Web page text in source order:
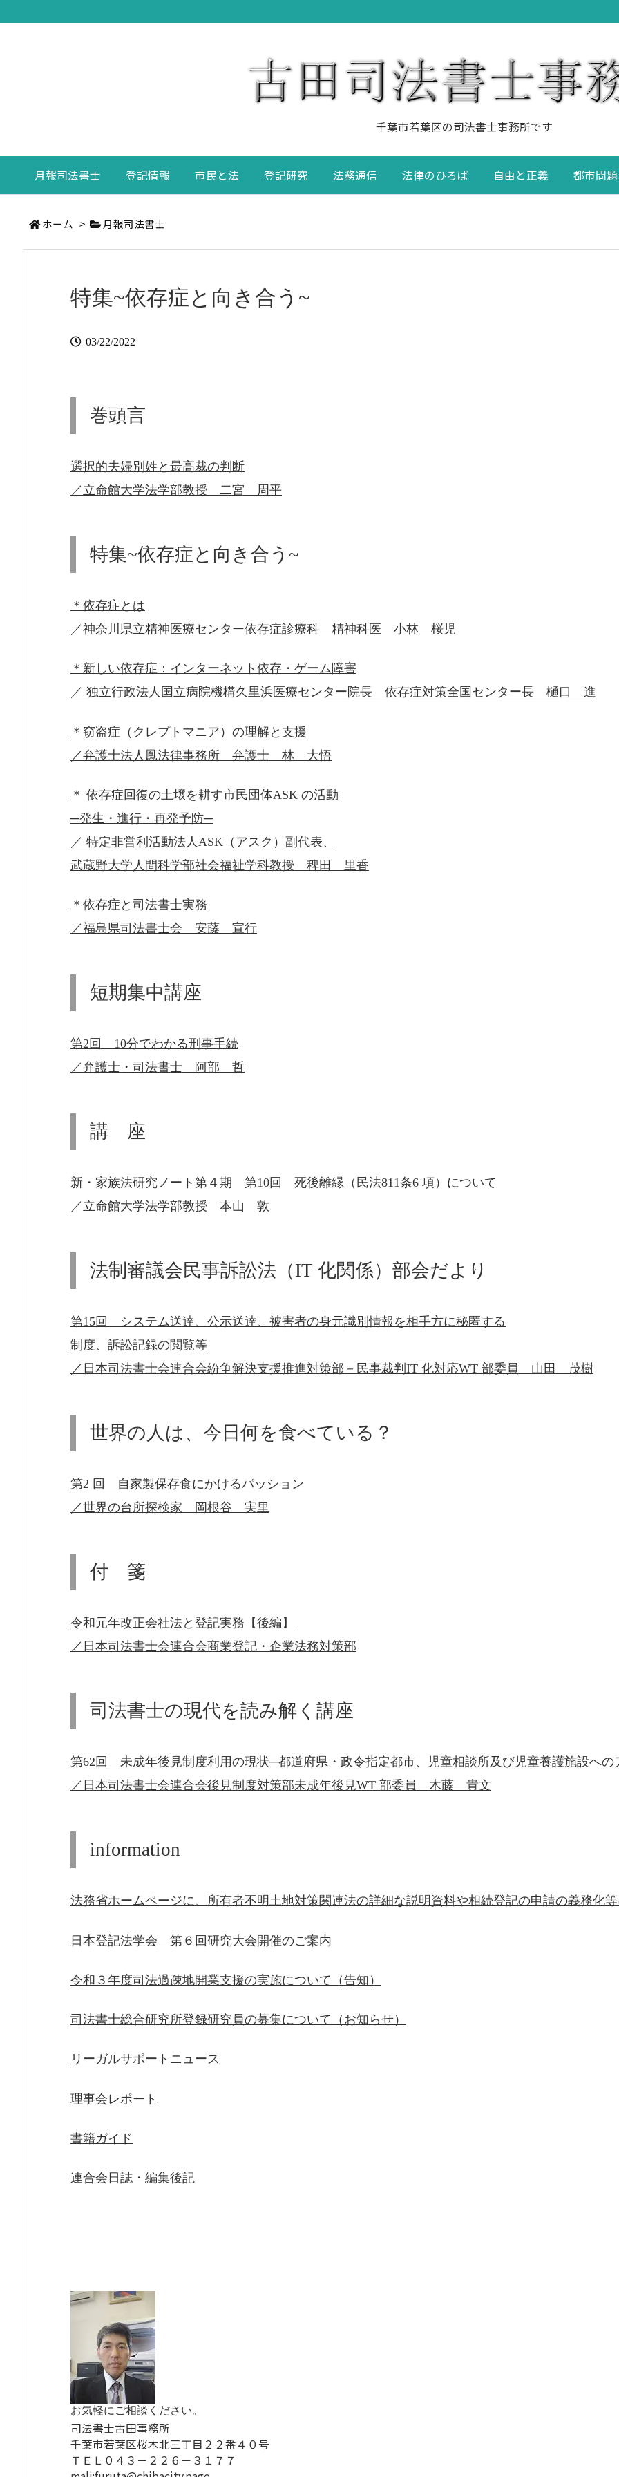
千葉市若葉区の司法書士事務所です
月報司法書士 登記情報 市民と法 登記研究 法務通信 法律のひろば 自由と正義 都市問題
ホーム > 月報司法書士
特集~依存症と向き合う~
03/22/2022
巻頭言
選択的夫婦別姓と最高裁の判断
／立命館大学法学部教授 二宮 周平
特集~依存症と向き合う~
＊依存症とは
／神奈川県立精神医療センター依存症診療科 精神科医 小林 桜児
＊新しい依存症：インターネット依存・ゲーム障害
／ 独立行政法人国立病院機構久里浜医療センター院長 依存症対策全国センター長 樋口 進
＊窃盗症（クレプトマニア）の理解と支援
／弁護士法人鳳法律事務所 弁護士 林 大悟
＊ 依存症回復の土壌を耕す市民団体ASK の活動
─発生・進行・再発予防─
／ 特定非営利活動法人ASK（アスク）副代表、
武蔵野大学人間科学部社会福祉学科教授 稗田 里香
＊依存症と司法書士実務
／福島県司法書士会 安藤 宣行
短期集中講座
第2回 10分でわかる刑事手続
／弁護士・司法書士 阿部 哲
講 座
新・家族法研究ノート第４期 第10回 死後離縁（民法811条6 項）について
／立命館大学法学部教授 本山 敦
法制審議会民事訴訟法（IT 化関係）部会だより
第15回 システム送達、公示送達、被害者の身元識別情報を相手方に秘匿する
制度、訴訟記録の閲覧等
／日本司法書士会連合会紛争解決支援推進対策部－民事裁判IT 化対応WT 部委員 山田 茂樹
世界の人は、今日何を食べている？
第2 回 自家製保存食にかけるパッション
／世界の台所探検家 岡根谷 実里
付 箋
令和元年改正会社法と登記実務【後編】
／日本司法書士会連合会商業登記・企業法務対策部
司法書士の現代を読み解く講座
第62回 未成年後見制度利用の現状─都道府県・政令指定都市、児童相談所及び児童養護施設へ
／日本司法書士会連合会後見制度対策部未成年後見WT 部委員 木藤 貴文
information
法務省ホームページに、所有者不明土地対策関連法の詳細な説明資料や相続登記の申請の義務化
日本登記法学会 第６回研究大会開催のご案内
令和３年度司法過疎地開業支援の実施について（告知）
司法書士総合研究所登録研究員の募集について（お知らせ）
リーガルサポートニュース
理事会レポート
書籍ガイド
連合会日誌・編集後記
お気軽にご相談ください。
司法書士古田事務所
千葉市若葉区桜木北三丁目２２番４０号
ＴＥＬ０４３－２２６－３１７７